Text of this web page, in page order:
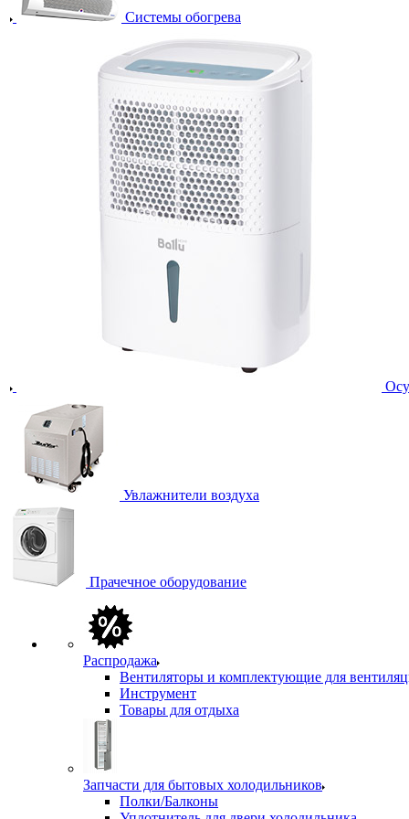
Системы обогрева
Увлажнители воздуха
Прачечное оборудование
Распродажа
Вентиляторы и комплектующие для
Инструмент
Товары для отдыха
Запчасти для бытовых холодильников
Полки/Балконы